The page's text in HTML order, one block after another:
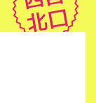
北口